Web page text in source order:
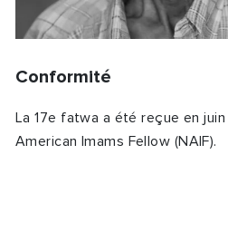
Conformité
La 17e fatwa a été reçue en
American Imams Fellow (NAIF).